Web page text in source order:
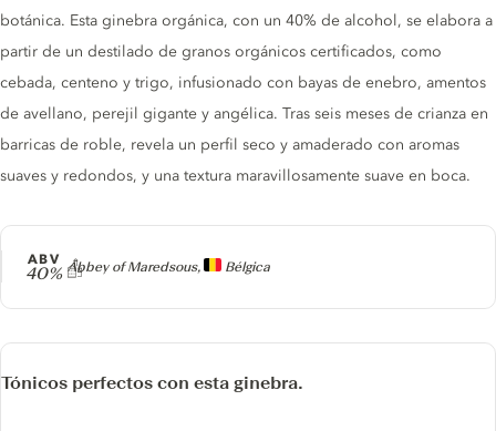
Producer
Abbey of Maredsous, Bélgica
ABV
40%
botánica. Esta ginebra orgánica, con un 40% de alcohol, se elabora a
partir de un destilado de granos orgánicos certificados, como
cebada, centeno y trigo, infusionado con bayas de enebro, amentos
de avellano, perejil gigante y angélica. Tras seis meses de crianza en
barricas de roble, revela un perfil seco y amaderado con aromas
suaves y redondos, y una textura maravillosamente suave en boca.
Tónicos perfectos con esta ginebra.